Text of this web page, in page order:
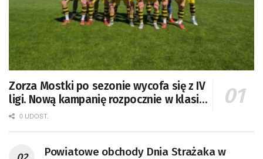
Zorza Mostki po sezonie wycofa się z IV
ligi. Nową kampanię rozpocznie w klasie
A 0 UDOST.
Powiatowe obchody Dnia Strażaka w